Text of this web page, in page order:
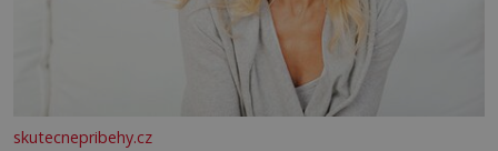
skutecnepribehy.cz